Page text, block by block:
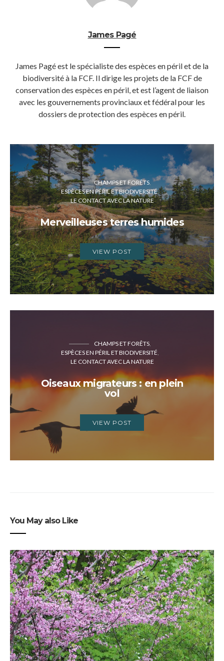
James Pagé
James Pagé est le spécialiste des espèces en péril et de la
biodiversité à la FCF. Il dirige les projets de la FCF de
conservation des espèces en péril, et est l’agent de liaison
avec les gouvernements provinciaux et fédéral pour les
dossiers de protection des espèces en péril.
CHAMPS ET FORÊTS
ESPÈCES EN PÉRIL ET BIODIVERSITÉ
LE CONTACT AVEC LA NATURE
Merveilleuses terres humides
VIEW POST
CHAMPS ET FORÊTS
ESPÈCES EN PÉRIL ET BIODIVERSITÉ
LE CONTACT AVEC LA NATURE
Oiseaux migrateurs : en plein
vol
VIEW POST
You May also Like